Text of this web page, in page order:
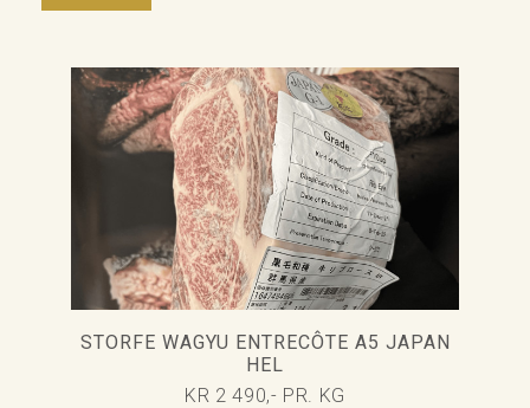
STORFE WAGYU ENTRECÔTE A5 JAPAN
HEL
KR 2 490,- PR. KG